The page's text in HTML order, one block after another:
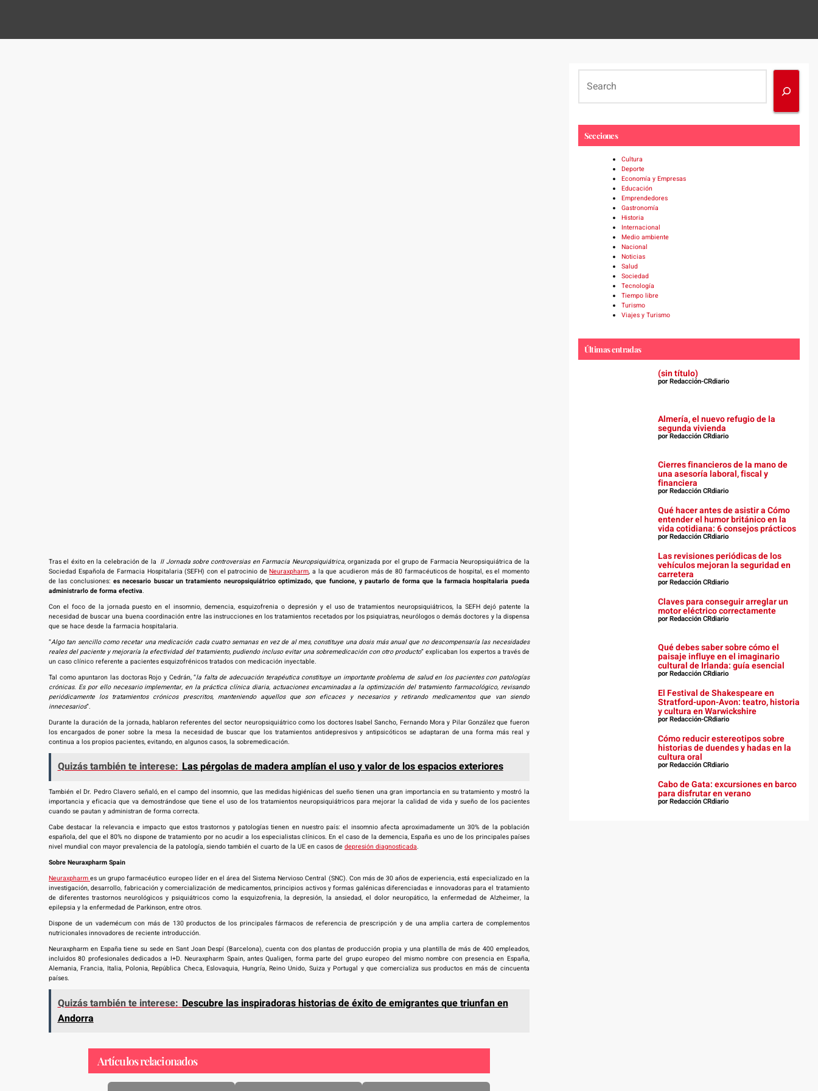
Tras el éxito en la celebración de la II Jornada sobre controversias en Farmacia Neuropsiquiátrica, organizada por el grupo de Farmacia Neuropsiquiátrica de la
Sociedad Española de Farmacia Hospitalaria (SEFH) con el patrocinio deNeuraxpharm, a la que acudieron más de 80 farmacéuticos de hospital, es el momento
de las conclusiones:es necesario buscar un tratamiento neuropsiquiátrico optimizado, que funcione, y pautarlo de forma que la farmacia hospitalaria pueda
administrarlo de forma efectiva.
Con el foco de la jornada puesto en el insomnio, demencia, esquizofrenia o depresión y el uso de tratamientos neuropsiquiátricos, la SEFH dejó patente la
necesidad de buscar una buena coordinación entre las instrucciones en los tratamientos recetados por los psiquiatras, neurólogos o demás doctores y la dispensa
que se hace desde la farmacia hospitalaria.
“Algo tan sencillo como recetar una medicación cada cuatro semanas en vez de al mes, constituye una dosis más anual que no descompensaría las necesidades
reales del paciente y mejoraría la efectividad del tratamiento, pudiendo incluso evitar una sobremedicación con otro producto” explicaban los expertos a través de
un caso clínico referente a pacientes esquizofrénicos tratados con medicación inyectable.
Tal como apuntaron las doctoras Rojo y Cedrán, “la falta de adecuación terapéutica constituye un importante problema de salud en los pacientes con patologías
crónicas. Es por ello necesario implementar, en la práctica clínica diaria, actuaciones encaminadas a la optimización del tratamiento farmacológico, revisando
periódicamente los tratamientos crónicos prescritos, manteniendo aquellos que son eficaces y necesarios y retirando medicamentos que van siendo
innecesarios”.
Durante la duración de la jornada, hablaron referentes del sector neuropsiquiátrico como los doctores Isabel Sancho, Fernando Mora y Pilar González que fueron
los encargados de poner sobre la mesa la necesidad de buscar que los tratamientos antidepresivos y antipsicóticos se adaptaran de una forma más real y
continua a los propios pacientes, evitando, en algunos casos, la sobremedicación.
Quizás también te interese: Las pérgolas de madera amplían el uso y valor de los espacios exteriores
También el Dr. Pedro Clavero señaló, en el campo del insomnio, que las medidas higiénicas del sueño tienen una gran importancia en su tratamiento y mostró la
importancia y eficacia que va demostrándose que tiene el uso de los tratamientos neuropsiquiátricos para mejorar la calidad de vida y sueño de los pacientes
cuando se pautan y administran de forma correcta.
Cabe destacar la relevancia e impacto que estos trastornos y patologías tienen en nuestro país: el insomnio afecta aproximadamente un 30% de la población
española, del que el 80% no dispone de tratamiento por no acudir a los especialistas clínicos. En el caso de la demencia, España es uno de los principales países
nivel mundial con mayor prevalencia de la patología, siendo también el cuarto de la UE en casos de depresión diagnosticada.
Sobre Neuraxpharm Spain
Neuraxpharmes un grupo farmacéutico europeo líder en el área del Sistema Nervioso Central (SNC). Con más de 30 años de experiencia, está especializado en la
investigación, desarrollo, fabricación y comercialización de medicamentos, principios activos y formas galénicas diferenciadas e innovadoras para el tratamiento
de diferentes trastornos neurológicos y psiquiátricos como la esquizofrenia, la depresión, la ansiedad, el dolor neuropático, la enfermedad de Alzheimer, la
epilepsia y la enfermedad de Parkinson, entre otros.
Dispone de un vademécum con más de 130 productos de los principales fármacos de referencia de prescripción y de una amplia cartera de complementos
nutricionales innovadores de reciente introducción.
Neuraxpharm en España tiene su sede en Sant Joan Despí (Barcelona), cuenta con dos plantas de producción propia y una plantilla de más de 400 empleados,
incluidos 80 profesionales dedicados a I+D. Neuraxpharm Spain, antes Qualigen, forma parte del grupo europeo del mismo nombre con presencia en España,
Alemania, Francia, Italia, Polonia, República Checa, Eslovaquia, Hungría, Reino Unido, Suiza y Portugal y que comercializa sus productos en más de cincuenta
países.
Quizás también te interese: Descubre las inspiradoras historias de éxito de emigrantes que triunfan en
Andorra
Artículos relacionados
a
r
Secciones
Cultura
Deporte
Economía y Empresas
Educación
Emprendedores
Gastronomía
Historia
Internacional
Medio ambiente
Nacional
Noticias
Salud
Sociedad
Tecnología
Tiempo libre
Turismo
Viajes y Turismo
Últimas entradas
(sin título)
por Redacción-CRdiario
Almería, el nuevo refugio de la
segunda vivienda
por Redacción CRdiario
Cierres financieros de la mano de
una asesoría laboral, fiscal y
financiera
por Redacción CRdiario
Qué hacer antes de asistir a Cómo
entender el humor británico en la
vida cotidiana: 6 consejos prácticos
por Redacción CRdiario
Las revisiones periódicas de los
vehículos mejoran la seguridad en
carretera
por Redacción CRdiario
Claves para conseguir arreglar un
motor eléctrico correctamente
por Redacción CRdiario
Qué debes saber sobre cómo el
paisaje influye en el imaginario
cultural de Irlanda: guía esencial
por Redacción CRdiario
El Festival de Shakespeare en
Stratford-upon-Avon: teatro, historia
y cultura en Warwickshire
por Redacción-CRdiario
Cómo reducir estereotipos sobre
historias de duendes y hadas en la
cultura oral
por Redacción CRdiario
Cabo de Gata: excursiones en barco
para disfrutar en verano
por Redacción CRdiario